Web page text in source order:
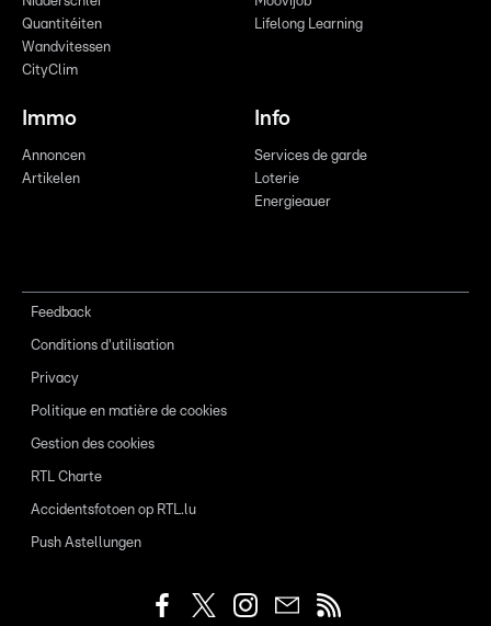
Quantitéiten
Wandvitessen
CityClim
Lifelong Learning
Immo
Annoncen
Artikelen
Info
Services de garde
Loterie
Energieauer
Feedback
Conditions d'utilisation
Privacy
Politique en matière de cookies
Gestion des cookies
RTL Charte
Accidentsfotoen op RTL.lu
Push Astellungen